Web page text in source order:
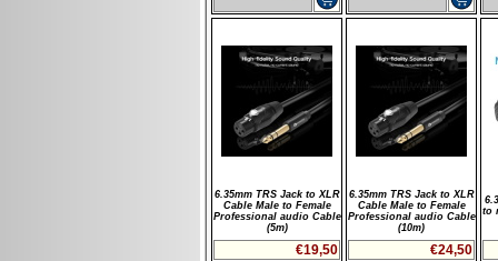
6.35mm TRS Jack to XLR
Cable Male to Female
Professional audio Cable
(5m)
€19,50
6.35mm TRS Jack to XLR
Cable Male to Female
Professional audio Cable
(10m)
€24,50
to